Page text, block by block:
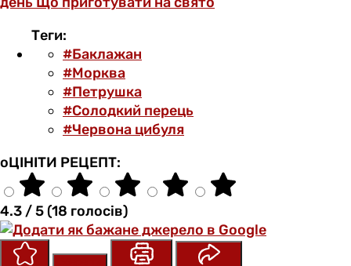
Теги:
#Баклажан
#Морква
#Петрушка
#Солодкий перець
#Червона цибуля
оЦІНІТИ РЕЦЕПТ:
4.3 / 5 (18 голосів)